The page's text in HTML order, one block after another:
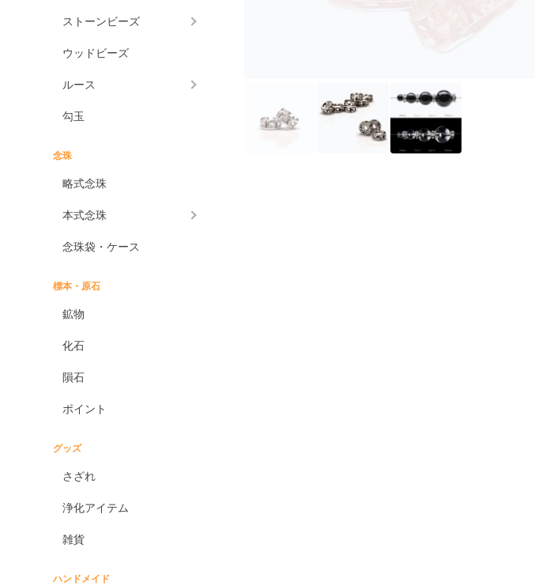
ストーンビーズ
ウッドビーズ
ルース
勾玉
念珠
略式念珠
本式念珠
念珠袋・ケース
標本・原石
鉱物
化石
隕石
ポイント
グッズ
さざれ
浄化アイテム
雑貨
ハンドメイド